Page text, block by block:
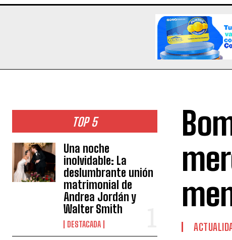
TOP 5
Una noche
inolvidable: La
deslumbrante unión
matrimonial de
Andrea Jordán y
Walter Smith
DESTACADA